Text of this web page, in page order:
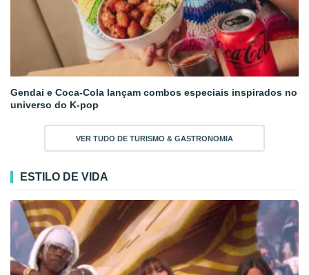
Gendai e Coca-Cola lançam combos especiais inspirados no
universo do K-pop
VER TUDO DE TURISMO & GASTRONOMIA
ESTILO DE VIDA